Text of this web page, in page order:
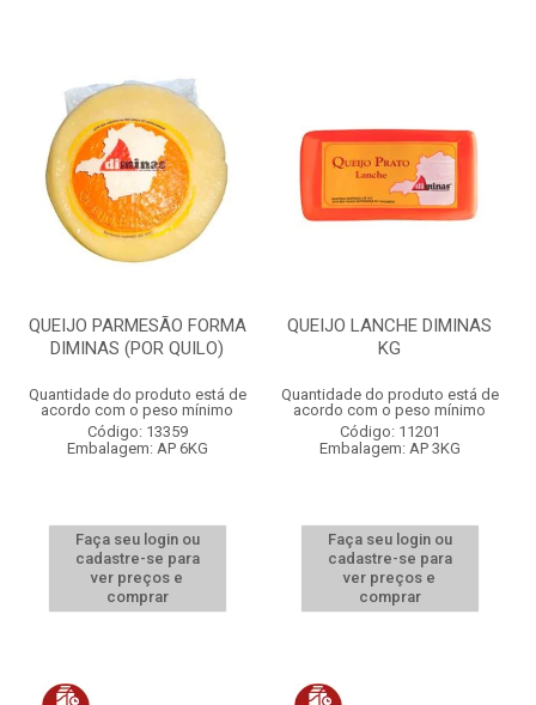
QUEIJO PARMESÃO FORMA
DIMINAS (POR QUILO)
Quantidade do produto está de
acordo com o peso mínimo
Código: 13359
Embalagem: AP 6KG
Faça seu login ou
cadastre-se para
ver preços e
comprar
QUEIJO LANCHE DIMINAS
KG
Quantidade do produto está de
acordo com o peso mínimo
Código: 11201
Embalagem: AP 3KG
Faça seu login ou
cadastre-se para
ver preços e
comprar